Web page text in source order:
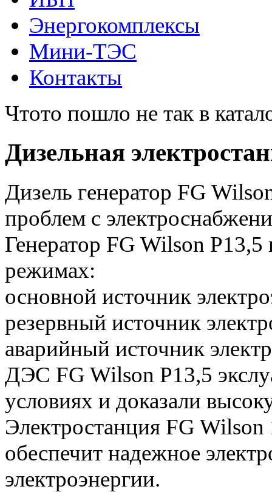
Энергокомплексы
Мини-ТЭС
Контакты
Чтото пошло не так в
Дизельная
Дизель генератор FG
проблем с
Генератор FG Wilson P13,5
режимах:
основной источник
резервный источник
аварийный источник
ДЭС FG Wilson P13,5
условиях и доказали
Электростанция FG Wilson
обеспечит надежное
электроэнергии.